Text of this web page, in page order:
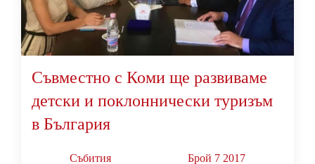
Съвместно с Коми ще развиваме
детски и поклоннически туризъм
в България
Събития Брой 7 2017